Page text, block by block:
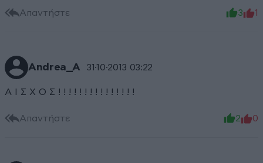
Απαντήστε 3 1
Andrea_A 31·10·2013 03:22
Α Ι Σ Χ Ο Σ ! ! ! ! ! ! ! ! ! ! ! ! ! ! !
Απαντήστε 2 0